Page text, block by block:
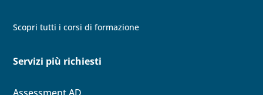
Scopri tutti i corsi di formazione
Servizi più richiesti
Assessment AD